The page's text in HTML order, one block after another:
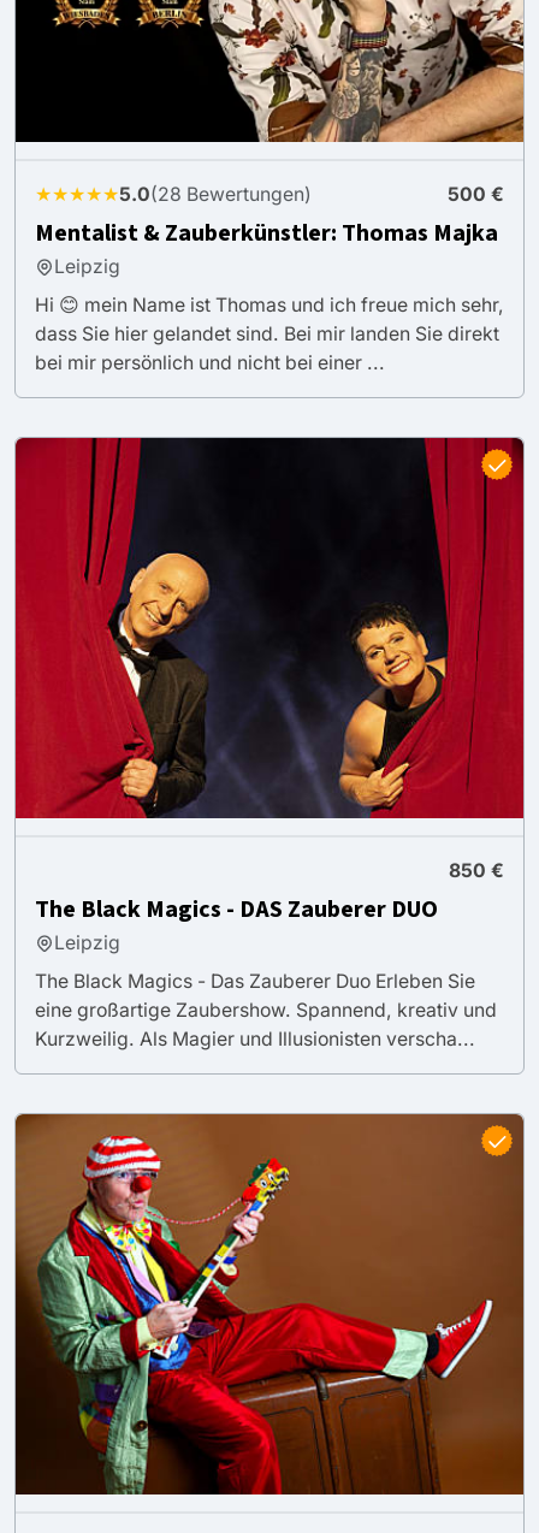
★★★★★5.0(28 Bewertungen) 500 €
Mentalist & Zauberkünstler: Thomas Majka
Leipzig
Hi 😊 mein Name ist Thomas und ich freue mich sehr,
dass Sie hier gelandet sind. Bei mir landen Sie direkt
bei mir persönlich und nicht bei einer ...
850 €
The Black Magics - DAS Zauberer DUO
Leipzig
The Black Magics - Das Zauberer Duo Erleben Sie
eine großartige Zaubershow. Spannend, kreativ und
Kurzweilig. Als Magier und Illusionisten verscha...